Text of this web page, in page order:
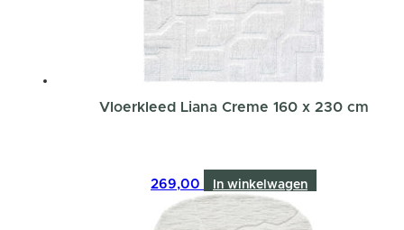
Vloerkleed Liana Creme 160 x 230 cm
269,00 In winkelwagen